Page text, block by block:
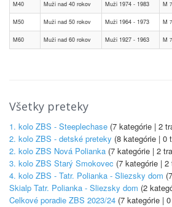
M40 Muži nad 40 rokov Muži 1974 - 1983 M
M50 Muži nad 50 rokov Muži 1964 - 1973 M
M60 Muži nad 60 rokov Muži 1927 - 1963 M
Všetky preteky
1. kolo ZBS - Steeplechase (7 kategórie | 2
2. kolo ZBS - detské preteky (8 kategórie | 0
2. kolo ZBS Nová Polianka (7 kategórie | 2
3. kolo ZBS Starý Smokovec (7 kategórie | 2
4. kolo ZBS - Tatr. Polianka - Sliezsky dom
Skialp Tatr. Polianka - Sliezsky dom (2
Celkové poradie ZBS 2023/24 (7 kategórie |